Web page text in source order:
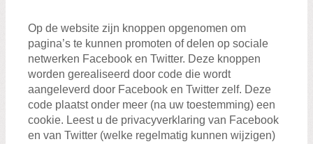
Op de website zijn knoppen opgenomen om
pagina’s te kunnen promoten of delen op sociale
netwerken Facebook en Twitter. Deze knoppen
worden gerealiseerd door code die wordt
aangeleverd door Facebook en Twitter zelf. Deze
code plaatst onder meer (na uw toestemming) een
cookie. Leest u de privacyverklaring van Facebook
en van Twitter (welke regelmatig kunnen wijzigen)